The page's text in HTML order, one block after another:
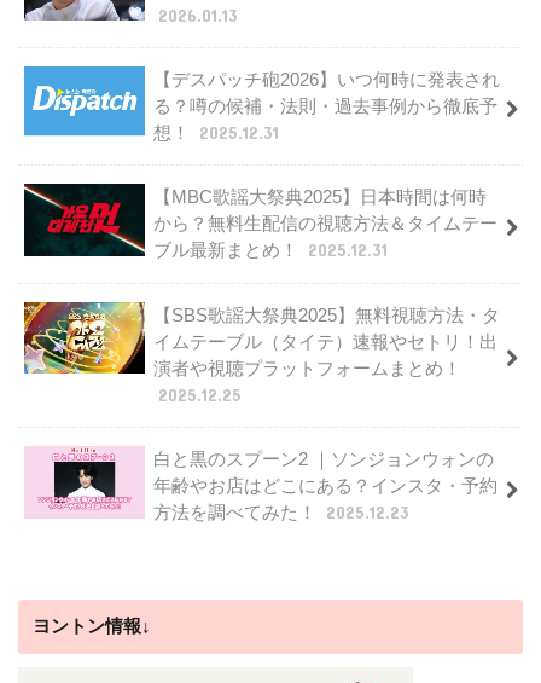
2026.01.13
【デスパッチ砲2026】いつ何時に発表され
る？噂の候補・法則・過去事例から徹底予
想！
2025.12.31
【MBC歌謡大祭典2025】日本時間は何時
から？無料生配信の視聴方法＆タイムテー
ブル最新まとめ！
2025.12.31
【SBS歌謡大祭典2025】無料視聴方法・タ
イムテーブル（タイテ）速報やセトリ！出
演者や視聴プラットフォームまとめ！
2025.12.25
白と黒のスプーン2 ｜ソンジョンウォンの
年齢やお店はどこにある？インスタ・予約
方法を調べてみた！
2025.12.23
ヨントン情報↓